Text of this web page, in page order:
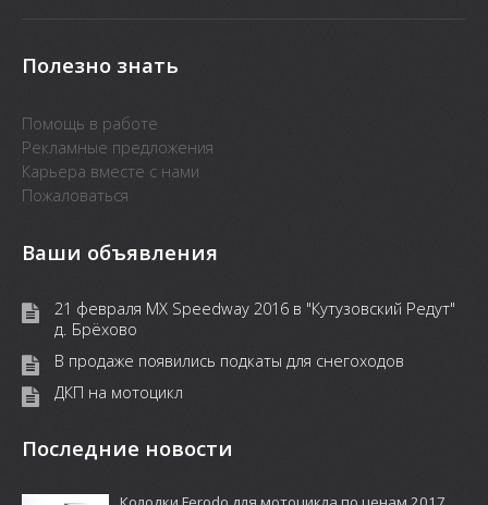
Полезно знать
Помощь в работе
Рекламные предложения
Карьера вместе с нами
Пожаловаться
Ваши объявления
21 февраля MX Speedway 2016 в "Кутузовский Редут"
д. Брёхово
В продаже появились подкаты для снегоходов
ДКП на мотоцикл
Последние новости